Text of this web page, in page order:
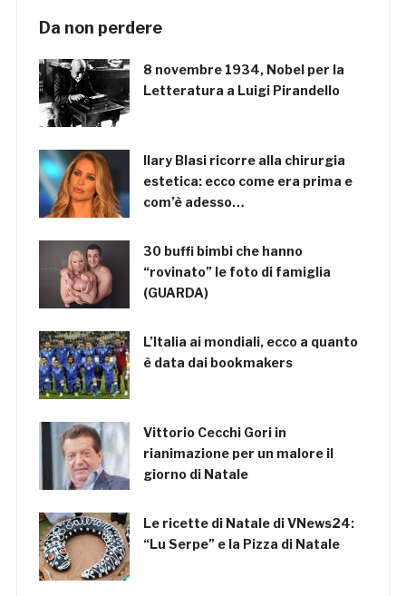
Da non perdere
8 novembre 1934, Nobel per la
Letteratura a Luigi Pirandello
Ilary Blasi ricorre alla chirurgia
estetica: ecco come era prima e
com’è adesso…
30 buffi bimbi che hanno
“rovinato” le foto di famiglia
(GUARDA)
L’Italia ai mondiali, ecco a quanto
è data dai bookmakers
Vittorio Cecchi Gori in
rianimazione per un malore il
giorno di Natale
Le ricette di Natale di VNews24:
“Lu Serpe” e la Pizza di Natale